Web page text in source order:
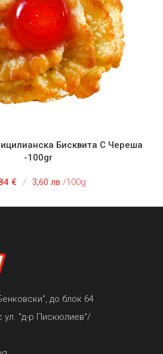
Бисквита С Череша
-100gr
€ / 3,60 лв /100g
до блок 64
ул. "д-р Пискюлиев"/